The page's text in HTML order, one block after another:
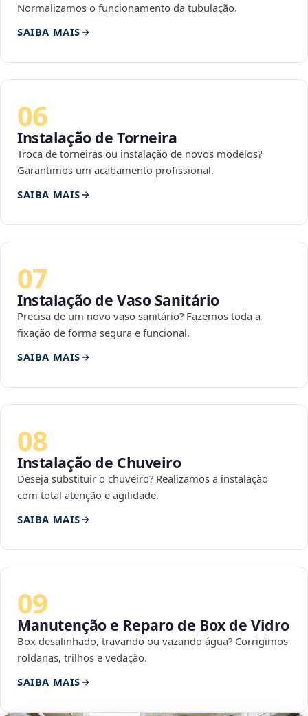
Normalizamos o funcionamento da tubulação.
SAIBA MAIS
06
Instalação de Torneira
Troca de torneiras ou instalação de novos modelos?
Garantimos um acabamento profissional.
SAIBA MAIS
07
Instalação de Vaso Sanitário
Precisa de um novo vaso sanitário? Fazemos toda a
fixação de forma segura e funcional.
SAIBA MAIS
08
Instalação de Chuveiro
Deseja substituir o chuveiro? Realizamos a instalação
com total atenção e agilidade.
SAIBA MAIS
09
Manutenção e Reparo de Box de Vidro
Box desalinhado, travando ou vazando água? Corrigimos
roldanas, trilhos e vedação.
SAIBA MAIS